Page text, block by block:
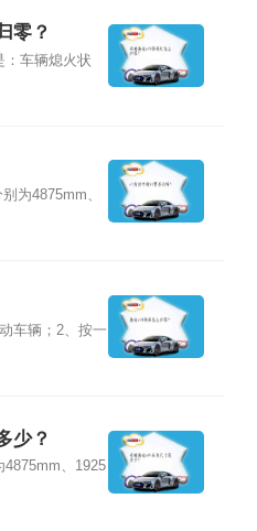
零？
：车辆熄火状
为4875mm、
车辆；2、按一
少？
、1925